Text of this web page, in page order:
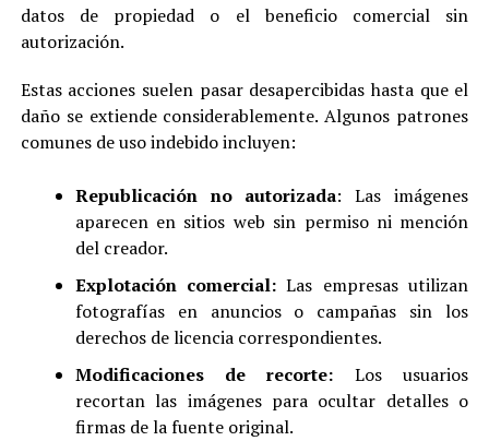
datos de propiedad o el beneficio comercial sin
autorización.
Estas acciones suelen pasar desapercibidas hasta que el
daño se extiende considerablemente. Algunos patrones
comunes de uso indebido incluyen:
Republicación no autorizada: Las imágenes
aparecen en sitios web sin permiso ni mención
del creador.
Explotación comercial:Las empresas utilizan
fotografías en anuncios o campañas sin los
derechos de licencia correspondientes.
Modificaciones de recorte: Los usuarios
recortan las imágenes para ocultar detalles o
firmas de la fuente original.